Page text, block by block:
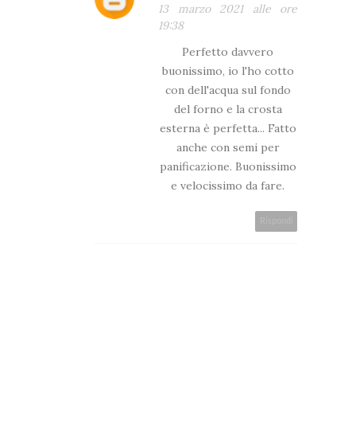
13 marzo 2021 alle ore
19:38
Perfetto davvero
buonissimo, io l'ho cotto
con dell'acqua sul fondo
del forno e la crosta
esterna è perfetta... Fatto
anche con semi per
panificazione. Buonissimo
e velocissimo da fare.